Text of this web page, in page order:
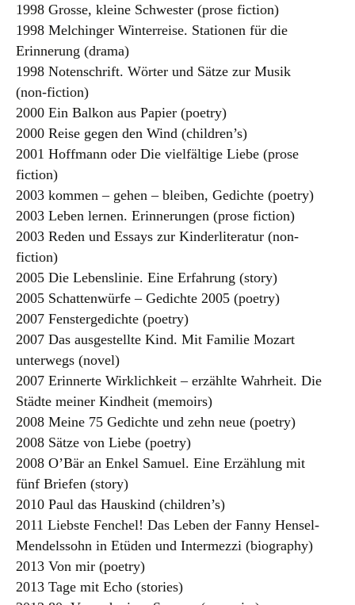
1998 Grosse, kleine Schwester (prose fiction)
1998 Melchinger Winterreise. Stationen für die
Erinnerung (drama)
1998 Notenschrift. Wörter und Sätze zur Musik
(non-fiction)
2000 Ein Balkon aus Papier (poetry)
2000 Reise gegen den Wind (children’s)
2001 Hoffmann oder Die vielfältige Liebe (prose
fiction)
2003 kommen – gehen – bleiben, Gedichte (poetry)
2003 Leben lernen. Erinnerungen (prose fiction)
2003 Reden und Essays zur Kinderliteratur (non-
fiction)
2005 Die Lebenslinie. Eine Erfahrung (story)
2005 Schattenwürfe – Gedichte 2005 (poetry)
2007 Fenstergedichte (poetry)
2007 Das ausgestellte Kind. Mit Familie Mozart
unterwegs (novel)
2007 Erinnerte Wirklichkeit – erzählte Wahrheit. Die
Städte meiner Kindheit (memoirs)
2008 Meine 75 Gedichte und zehn neue (poetry)
2008 Sätze von Liebe (poetry)
2008 O’Bär an Enkel Samuel. Eine Erzählung mit
fünf Briefen (story)
2010 Paul das Hauskind (children’s)
2011 Liebste Fenchel! Das Leben der Fanny Hensel-
Mendelssohn in Etüden und Intermezzi (biography)
2013 Von mir (poetry)
2013 Tage mit Echo (stories)